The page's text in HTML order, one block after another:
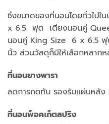
ซึ่งขนาดของที่นอนโดยทั่วไปใ
x 6.5 ฟุต เตียงนอนคู่
นอนคู่ King Size 6 x 6.5 ฟุ
นิ้ว ส่วนวัสดุก็มีให้เลือกหลาก
ที่นอนยางพารา
ลดการกดทับ รองรับแผ่นหลัง
ที่นอนพ็อคเก็ตสปริง